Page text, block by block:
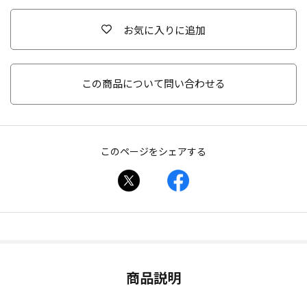
お気に入りに追加
この商品について問い合わせる
このページをシェアする
商品説明